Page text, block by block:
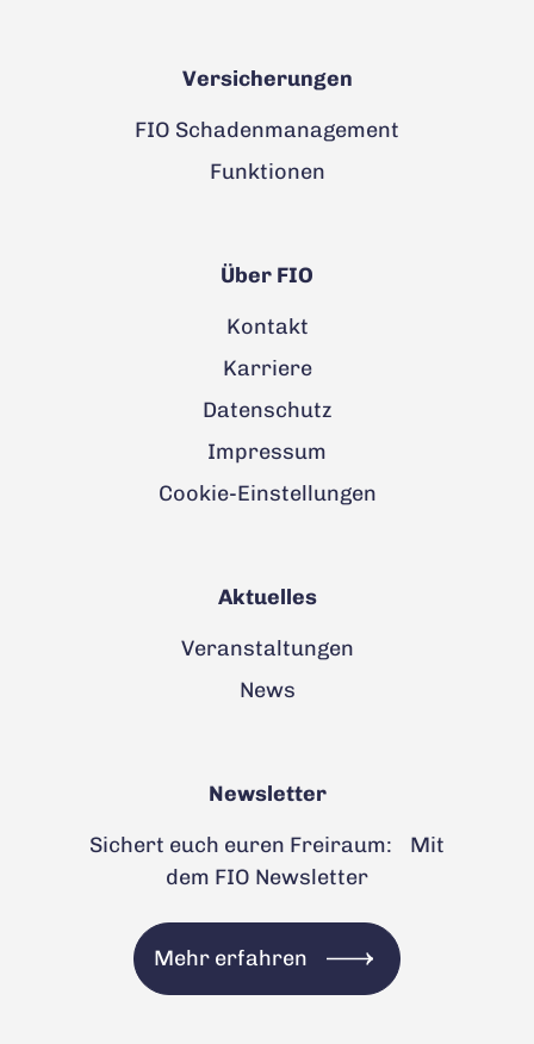
Versicherungen
FIO Schadenmanagement
Funktionen
Über FIO
Kontakt
Karriere
Datenschutz
Impressum
Cookie-Einstellungen
Aktuelles
Veranstaltungen
News
Newsletter
Sichert euch euren Freiraum: Mit
dem FIO Newsletter
Mehr erfahren